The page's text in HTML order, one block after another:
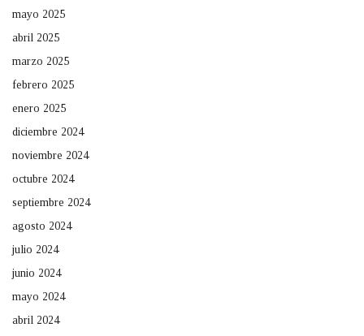
mayo 2025
abril 2025
marzo 2025
febrero 2025
enero 2025
diciembre 2024
noviembre 2024
octubre 2024
septiembre 2024
agosto 2024
julio 2024
junio 2024
mayo 2024
abril 2024